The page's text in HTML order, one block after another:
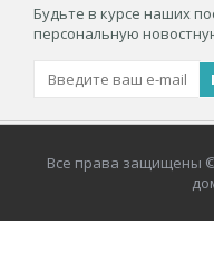
Будьте в курсе наших
персональную
Все права защищены